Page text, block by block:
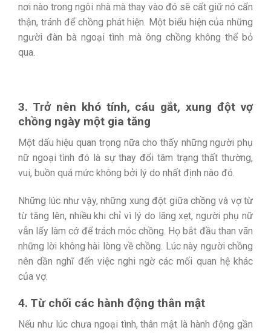
nơi nào trong ngôi nhà mà thay vào đó sẽ cất giữ nó cẩn
thận, tránh để chồng phát hiện. Một biểu hiện của những
người đàn bà ngoại tình mà ông chồng không thể bỏ
qua.
3. Trở nên khó tính, cáu gắt, xung đột vợ
chồng ngày một gia tăng
Một dấu hiệu quan trọng nữa cho thấy những người phụ
nữ ngoại tình đó là sự thay đổi tâm trạng thất thường,
vui, buồn quá mức không bởi lý do nhất định nào đó.
Những lúc như vậy, những xung đột giữa chồng và vợ từ
từ tăng lên, nhiều khi chỉ vì lý do lãng xẹt, người phụ nữ
vẫn lấy làm cớ để trách móc chồng. Họ bắt đầu than vãn
những lời không hài lòng về chồng. Lúc này người chồng
nên dần nghĩ đến việc nghi ngờ các mối quan hệ khác
của vợ.
4. Từ chối các hành động thân mật
Nếu như lúc chưa ngoại tình, thân mật là hành động gần